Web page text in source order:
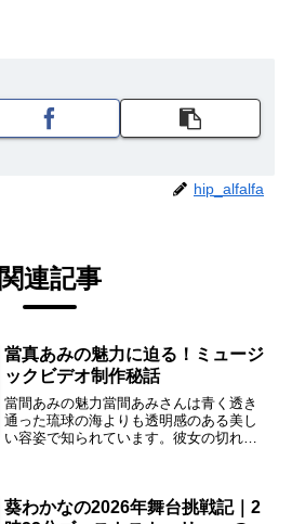
hip_alfalfa
関連記事
當真あみの魅力に迫る！ミュージ
ックビデオ制作秘話
當間あみの魅力當間あみさんは青く透き
通った琉球の海よりも透明感のある美し
い容姿で知られています。彼女の切れ長
地：沖縄県宜野湾...
葵わかなの2026年舞台挑戦記｜2